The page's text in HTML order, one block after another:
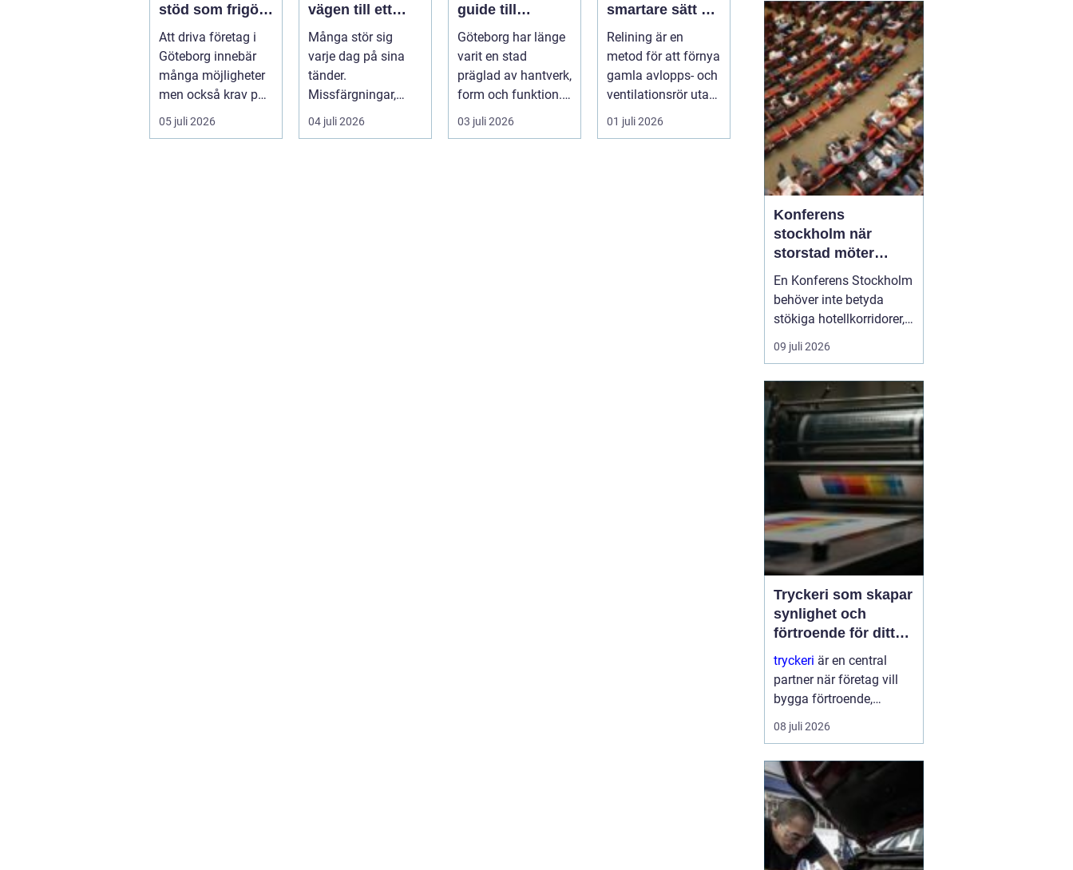
stöd som frigör
tid och skapar
kontroll
Att driva företag i
Göteborg innebär
många möjligheter
men också krav på
ordning i ekonomin.
För må...
05 juli 2026
vägen till ett
naturligt vackert
leende
Många stör sig
varje dag på sina
tänder.
Missfärgningar,
sprickor, ojämna
kanter eller en sned
04 juli 2026
guide till
stadens textila
möjligheter
Göteborg har länge
varit en stad
präglad av hantverk,
form och funktion. I
dag mä...
03 juli 2026
smartare sätt att
förnya rören
Relining är en
metod för att förnya
gamla avlopps- och
ventilationsrör utan
att riva väggar och
golv...
01 juli 2026
logistisk utmaning att
hantera. Här kommer en
begravning...
Konferens
stockholm när
storstad möter
rofylld landsbygd
En Konferens Stockholm
behöver inte betyda
stökiga hotellkorridorer,
trånga mötesrum och
brus från citytrafiken.
stället lugna, personliga
anläggningar strax
utanför stan där gruppen
kan fokusera, arbeta
ostört och samtidigt...
09 juli 2026
Tryckeri som skapar
synlighet och
förtroende för ditt
företag
tryckeri är en central
partner när företag vill
bygga förtroende,
synlighet och en tydlig
profil i alla fysiska
genomtänkta trycksaker
som visitkort, broschyrer
och skyltar blir
varumärket konkret o...
08 juli 2026